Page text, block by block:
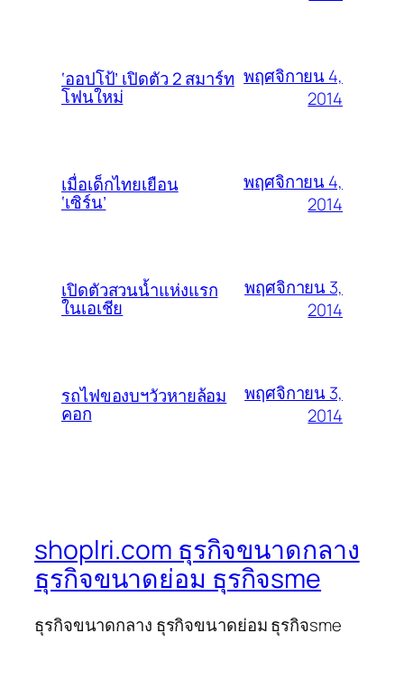
‘ออปโป้’ เปิดตัว 2 สมาร์ท
โฟนใหม่
พฤศจิกายน 4,
2014
เมื่อเด็กไทยเยือน
‘เซิร์น’
พฤศจิกายน 4,
2014
เปิดตัวสวนน้ำแห่งแรก
ในเอเชีย
พฤศจิกายน 3,
2014
รถไฟของบฯวัวหายล้อม
คอก
พฤศจิกายน 3,
2014
shoplri.com ธุรกิจขนาดกลาง
ธุรกิจขนาดย่อม ธุรกิจsme
ธุรกิจขนาดกลาง ธุรกิจขนาดย่อม ธุรกิจsme